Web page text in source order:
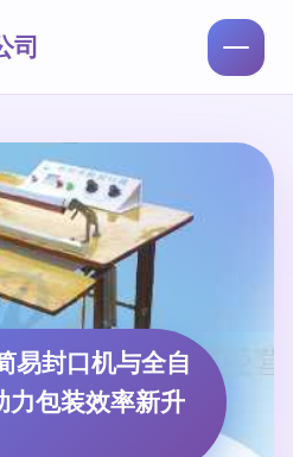
司
易封口机与全自
力包装效率新升